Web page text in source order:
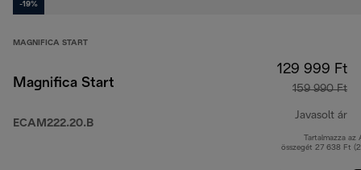
-19%
MAGNIFICA START
Magnifica Start
ECAM222.20.B
129 999 Ft
159 990 Ft
Javasolt ár
Tartalmazza az
összegét 27 638 Ft